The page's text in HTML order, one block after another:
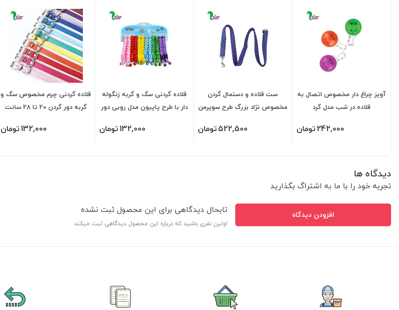
آویز چراغ دار مخصوص اتصال به
قلاده در شب مدل گرد
242,000تومان
ست قلاده و دستمال گردن
مخصوص نژاد بزرگ طرح سوپرمن
522,500تومان
قلاده گردنی سگ و گربه زنگوله
دار با طرح پاپیون مدل روبی دور
132,000تومان
قلاده گردنی چرم مخصوص سگ و
گربه دور گردن 20 تا 28 سانت
132,000تومان
دیدگاه ها
تجربه خود را با ما به اشتراگ بگذارید
افزودن دیدگاه تابحال دیدگاهی برای این محصول ثبت نشده
اولین نفری باشید که درباره این محصول دیدگاهی ثبت میکند